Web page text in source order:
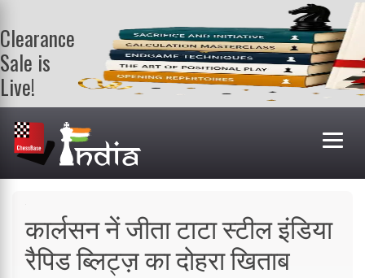
Clearance
Sale is
Live!
Get a FREE
book on
purchasing 2
or more
books. Valid
कार्लसन नें जीता टाटा स्टील इंडिया
रैपिड ब्लिट्ज़ का दोहरा खिताब